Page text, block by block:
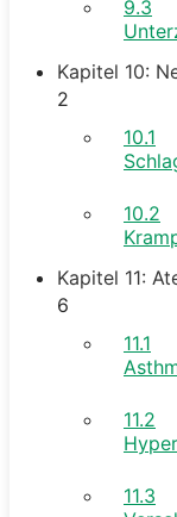
9.3
Kapitel 10:
2
10.1
10.2
Kapitel 11:
6
11.1
11.2
11.3